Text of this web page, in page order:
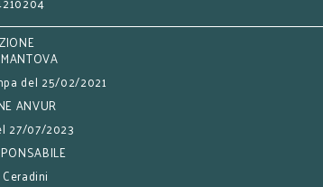
del 25/02/2021
ANVUR
27/07/2023